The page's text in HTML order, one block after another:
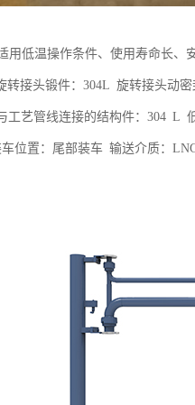
用低温操作条件、使用寿命长、
转接头锻件：304L 旋转接头动
工艺管线连接的结构件：304 L
位置：尾部装车 输送介质：